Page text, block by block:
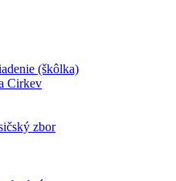
(škôlka)
Cirkev
zbor